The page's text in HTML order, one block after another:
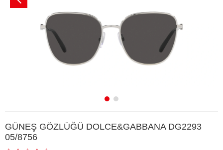
GÜNEŞ GÖZLÜĞÜ DOLCE&GABBANA DG2293
05/8756